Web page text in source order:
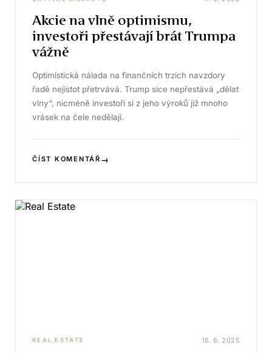
Akcie na vlně optimismu,
investoři přestávají brát Trumpa
vážně
Optimistická nálada na finančních trzích navzdory
řadě nejistot přetrvává. Trump sice nepřestává „dělat
vlny“, nicméně investoři si z jeho výroků již mnoho
vrásek na čele nedělají.
ČÍST KOMENTÁŘ →
REAL ESTATE 16. 6. 2025